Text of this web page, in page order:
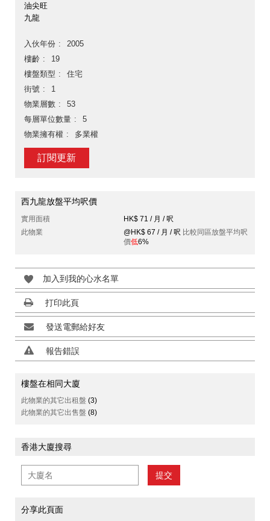
油尖旺
九龍
入伙年份
2005
樓齡
19
樓盤類型
住宅
街號
1
物業層數
53
每層單位數量
5
物業擁有權
多業權
訂閱更新
西九龍放盤平均呎價
實用面積
HK$ 71 / 月 / 呎
此物業
@HK$ 67 / 月 / 呎 比較同區放盤平均呎
價低6%
加入到我的心水名單
打印此頁
發送電郵給好友
報告錯誤
樓盤在相同大廈
此物業的其它出租盤 (3)
此物業的其它出售盤 (8)
香港大廈搜尋
提交
分享此頁面